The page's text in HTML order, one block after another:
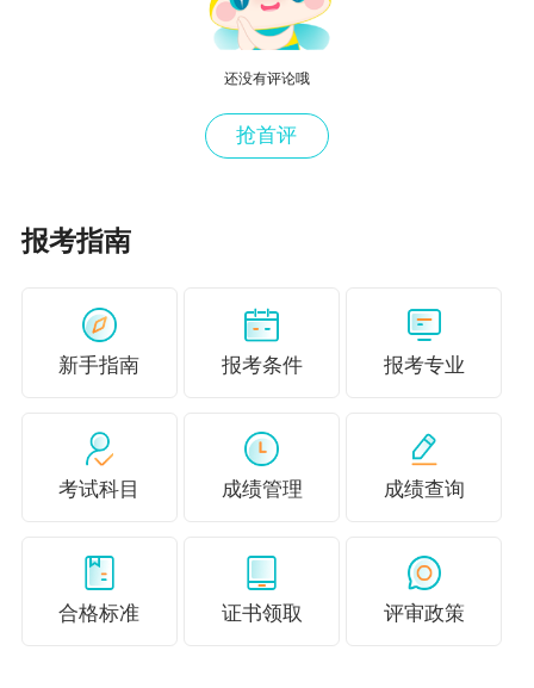
办公厅《关于深化职称制度改革的实施意见》
单位人员不得参加职称评审。
第三条 经济专业人员初、中级实行以考代评的方
取考试与评审相结合方式，正高级采取评审方
式。
第四条 经济专业人员职称设初级、中级、高级，
初级职称只设助理级，高级职称分设副高级和正
还没有评论哦
抢首评
报考指南
新手指南 报考条件 报考专业
考试科目 成绩管理 成绩查询
合格标准 证书领取 评审政策